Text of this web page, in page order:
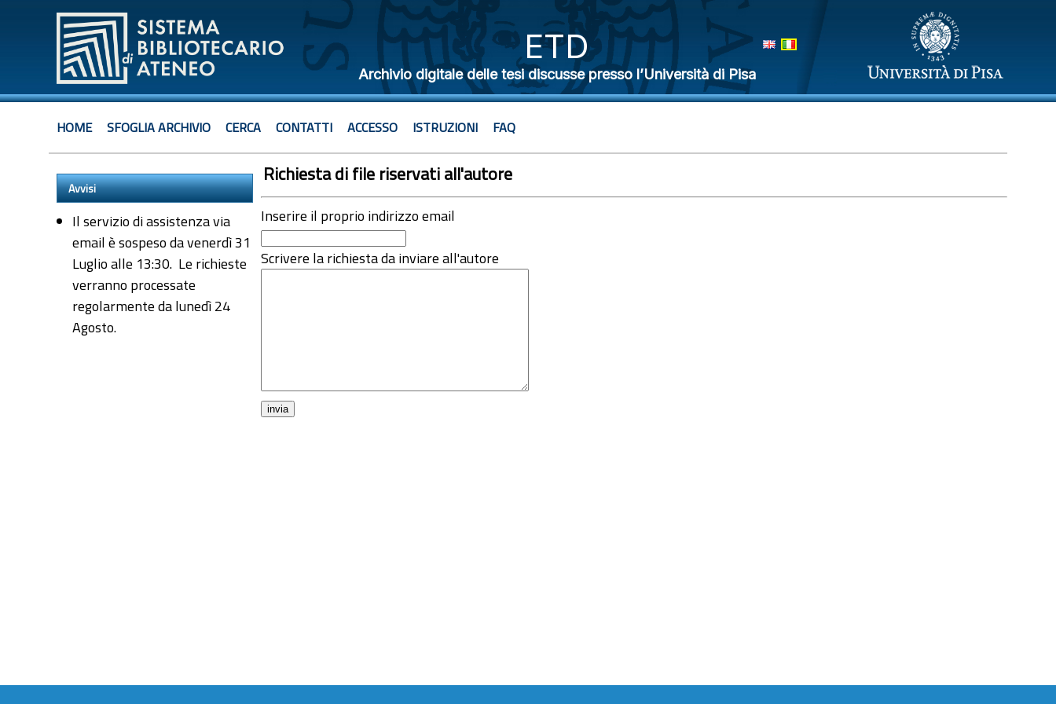
ETD
Archivio digitale delle tesi discusse presso l’Università di Pisa
HOME SFOGLIA ARCHIVIO CERCA CONTATTI ACCESSO ISTRUZIONI FAQ
Avvisi
Il servizio di assistenza via
email è sospeso da venerdì 31
Luglio alle 13:30. Le richieste
verranno processate
regolarmente da lunedì 24
Agosto.
Richiesta di file riservati all'autore
Inserire il proprio indirizzo email
Scrivere la richiesta da inviare all'autore